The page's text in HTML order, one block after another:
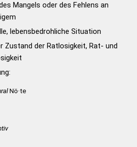
Mangels oder des Fehlens an
lebensbedrohliche Situation
Zustand der Ratlosigkeit, Rat- und
Nö·te